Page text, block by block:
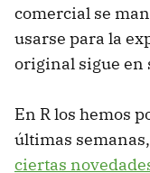
comercial se
usarse para la
original sigue en
En R los hemos
últimas
ciertas